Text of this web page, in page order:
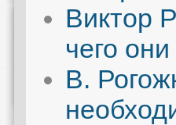
Виктор
чего
В.